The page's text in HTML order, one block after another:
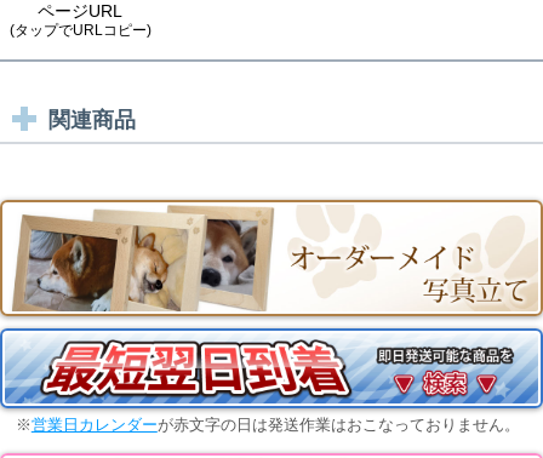
ページURL
(タップでURLコピー)
関連商品
※営業日カレンダーが赤文字の日は発送作業はおこなっておりません。